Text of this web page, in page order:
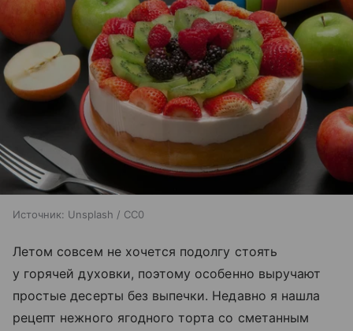
Источник: Unsplash / CC0
Летом совсем не хочется подолгу стоять
у горячей духовки, поэтому особенно выручают
простые десерты без выпечки. Недавно я нашла
рецепт нежного ягодного торта со сметанным